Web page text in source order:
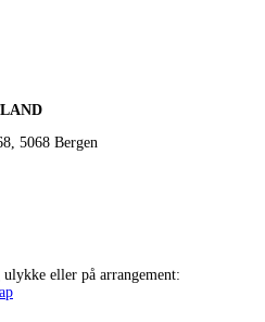
5068 Bergen
eller på arrangement: